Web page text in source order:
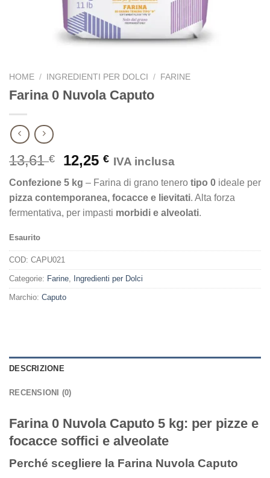
HOME / INGREDIENTI PER DOLCI / FARINE
Farina 0 Nuvola Caputo
13,61€
Il
prezzo
originale
era:
13,61 €.
12,25€Il
prezzo
attuale
è:
12,25 €.
IVA inclusa
Confezione 5 kg – Farina di grano tenero tipo 0 ideale per
pizza contemporanea, focacce e lievitati. Alta forza
fermentativa, per impasti morbidi e alveolati.
Esaurito
COD: CAPU021
Categorie: Farine, Ingredienti per Dolci
Marchio: Caputo
DESCRIZIONE
RECENSIONI (0)
Farina 0 Nuvola Caputo 5 kg: per pizze e
focacce soffici e alveolate
Perché scegliere la Farina Nuvola Caputo